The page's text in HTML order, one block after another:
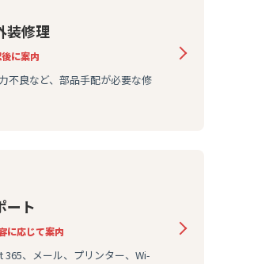
装修理
不良など、部品手配が必要な修
に案内
ート
、メール、プリンター、Wi-
に応じて案内